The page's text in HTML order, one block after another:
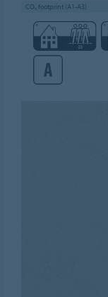
CO₂ footprint (A1-A3)